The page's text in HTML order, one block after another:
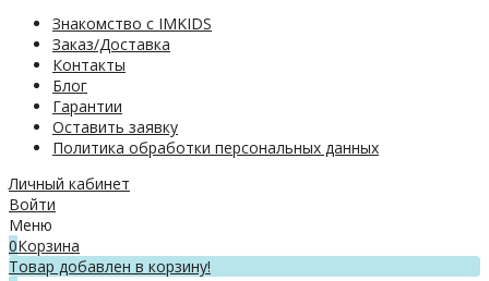
Знакомство с IMKIDS
Заказ/Доставка
Контакты
Блог
Гарантии
Оставить заявку
Политика обработки персональных данных
Личный кабинет
Войти
Меню
0Корзина
Товар добавлен в корзину!